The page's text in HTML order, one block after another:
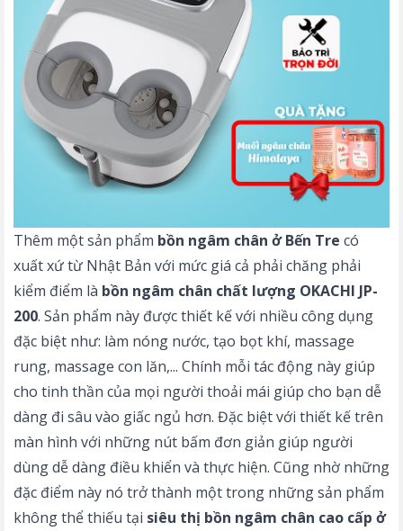
Thêm một sản phẩm bồn ngâm chân ở Bến Tre có
xuất xứ từ Nhật Bản với mức giá cả phải chăng phải
kiểm điểm là bồn ngâm chân chất lượng OKACHI JP-
200. Sản phẩm này được thiết kế với nhiều công dụng
đặc biệt như: làm nóng nước, tạo bọt khí, massage
rung, massage con lăn,... Chính mỗi tác động này giúp
cho tinh thần của mọi người thoải mái giúp cho bạn dễ
dàng đi sâu vào giấc ngủ hơn. Đặc biệt với thiết kế trên
màn hình với những nút bấm đơn giản giúp người
dùng dễ dàng điều khiển và thực hiện. Cũng nhờ những
đặc điểm này nó trở thành một trong những sản phẩm
không thể thiếu tại siêu thị bồn ngâm chân cao cấp ở